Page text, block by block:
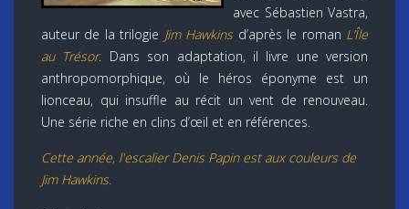
avec Sébastien Vastra,
auteur de la trilogie Jim Hawkinsd’après le roman L’Île
au Trésor. Dans son adaptation, il livre une version
anthropomorphique, où le héros éponyme est un
lionceau, qui insuffle au récit un vent de renouveau.
Une série riche en clins d’œil et en références.
Cette année, l'escalier Denis Papin est aux couleurs de
Jim Hawkins.